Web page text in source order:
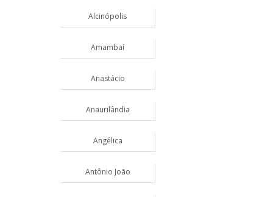
Alcinópolis
Amambaí
Anastácio
Anaurilândia
Angélica
Antônio João